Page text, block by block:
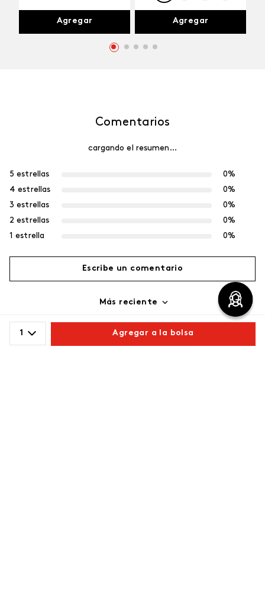
1 Agregar a la bolsa
Agregar Agregar
Comentarios
cargando el resumen…
5 estrellas
0%
4 estrellas
0%
3 estrellas
0%
2 estrellas
0%
1 estrella
0%
Escribe un comentario
Título
Más reciente
Cargando comentarios…